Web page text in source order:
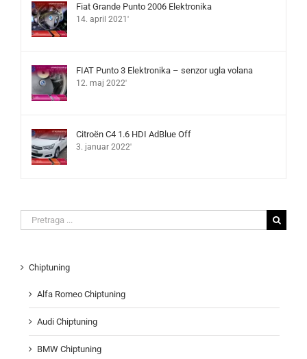
Fiat Grande Punto 2006 Elektronika
14. april 2021'
FIAT Punto 3 Elektronika – senzor ugla volana
12. maj 2022'
Citroën C4 1.6 HDI AdBlue Off
3. januar 2022'
Search
for:
Chiptuning
Alfa Romeo Chiptuning
Audi Chiptuning
BMW Chiptuning